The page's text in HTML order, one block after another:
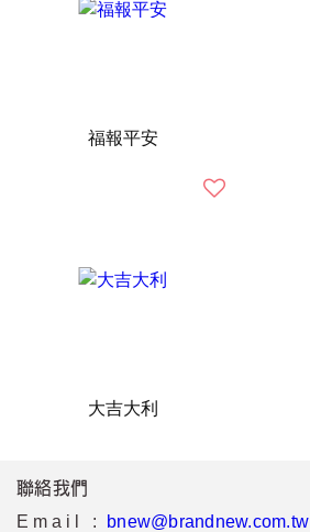
福報平安
大吉大利
聯絡我們
Email :
bnew@brandnew.com.tw